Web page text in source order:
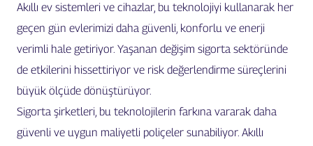
Akıllı ev sistemleri ve cihazlar, bu teknolojiyi kullanarak her
geçen gün evlerimizi daha güvenli, konforlu ve enerji
verimli hale getiriyor. Yaşanan değişim sigorta sektöründe
de etkilerini hissettiriyor ve risk değerlendirme süreçlerini
büyük ölçüde dönüştürüyor.
Sigorta şirketleri, bu teknolojilerin farkına vararak daha
güvenli ve uygun maliyetli poliçeler sunabiliyor. Akıllı